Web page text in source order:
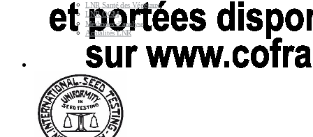
LNR Santé des Végétaux
LNR OGM
Méthodes d’analyse
Actualités LNR